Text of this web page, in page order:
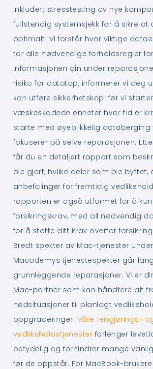
inkludert stresstesting av nye
fullstendig systemsjekk for å sikre at
optimalt. Vi forstår hvor viktige
tar alle nødvendige forholdsregler
informasjonen din under
risiko for datatap, informerer vi deg
kan utføre sikkerhetskopi før vi
væskeskadede enheter hvor tid er
starte med øyeblikkelig databerging
fokuserer på selve reparasjonen.
får du en detaljert rapport som
ble gjort, hvilke deler som ble byttet,
anbefalinger for fremtidig
rapporten er også utformet for å
forsikringskrav, med all nødvendig
for å støtte ditt krav overfor
Bredt spekter av Mac-tjenester
Macademys tjenestespekter går
grunnleggende reparasjoner. Vi er
Mac-partner som kan håndtere alt
nødsituasjoner til planlagt
oppgraderinger. Våre rengjørings-
vedlikeholdstjenester forlenger
betydelig og forhindrer mange
før de oppstår. For MacBook-